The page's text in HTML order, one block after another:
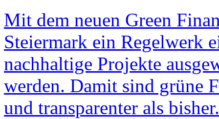
Mit dem neuen Green
Steiermark ein Regelwerk
nachhaltige Projekte
werden. Damit sind grüne
und transparenter als bisher.